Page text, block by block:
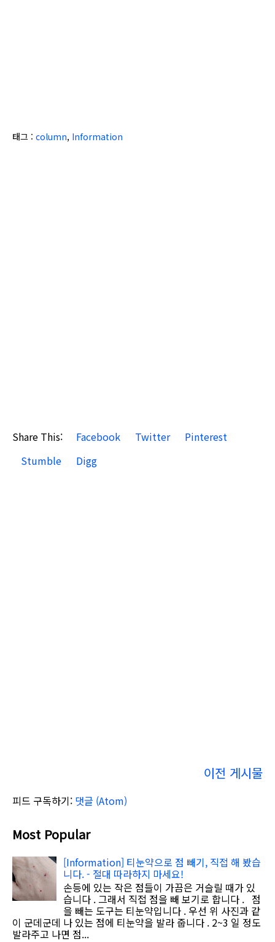
태그 : column, Information
Share This: Facebook Twitter
Pinterest
Stumble
Digg
이전 게시물
피드 구독하기: 댓글 (Atom)
Most Popular
[Information] 티눈약으로 점 빼기, 직접 해 봤습
니다. - 절대 따라하지 마세요!
손등에 있는 작은 점들이 가끔은 거슬릴 때가 있
습니다 . 그래서 직접 점을 빼 보기로 합니다 . 점
을 빼는 도구는 티눈약입니다 . 우선 위 사진과 같
이 군데군데 나 있는 점에 티눈약을 발라 줍니다 . 2~3 일 정도
발라주고 나면 점...